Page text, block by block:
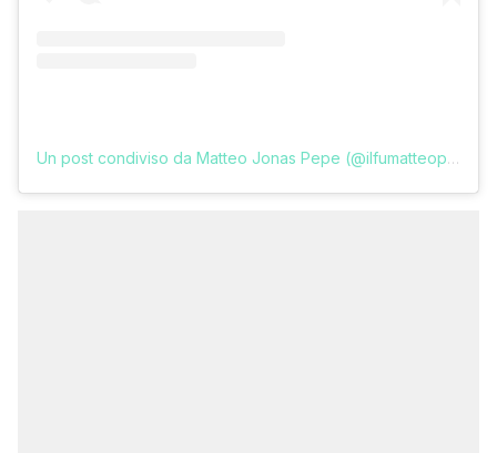
Un post condiviso da Matteo Jonas Pepe (@ilfumatteopepe)